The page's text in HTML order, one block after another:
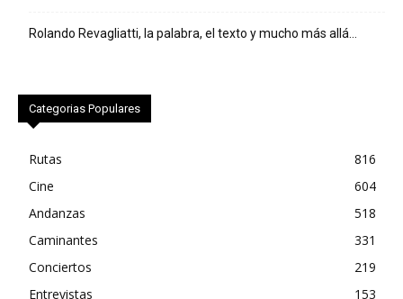
Rolando Revagliatti, la palabra, el texto y mucho más allá…
Categorias Populares
Rutas
816
Cine
604
Andanzas
518
Caminantes
331
Conciertos
219
Entrevistas
153